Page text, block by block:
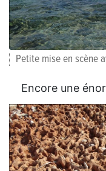
Petite mise en scène
Encore une